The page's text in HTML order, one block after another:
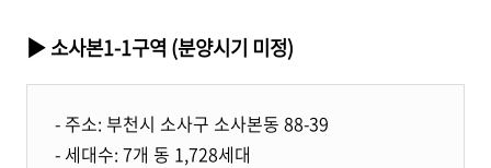
▶ 소사본1-1구역 (분양시기 미정)
- 주소: 부천시 소사구 소사본동 88-39
- 세대수: 7개 동 1,728세대